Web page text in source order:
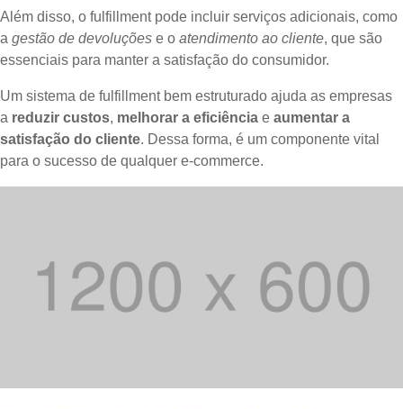
Além disso, o fulfillment pode incluir serviços adicionais, como
a gestão de devoluções e o atendimento ao cliente, que são
essenciais para manter a satisfação do consumidor.
Um sistema de fulfillment bem estruturado ajuda as empresas
a reduzir custos, melhorar a eficiência e aumentar a
satisfação do cliente. Dessa forma, é um componente vital
para o sucesso de qualquer e-commerce.